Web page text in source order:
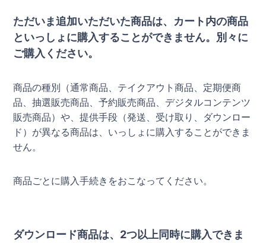
ただいま追加いただいた商品は、カート内の商品
といっしょに購入することができません。別々に
ご購入ください。
商品の種別（通常商品、テイクアウト商品、定期便商
品、抽選販売商品、予約販売商品、デジタルコンテンツ
販売商品）や、提供手段（発送、受け取り、ダウンロー
ド）が異なる商品は、いっしょに購入することができま
せん。
商品ごとに購入手続きをおこなってください。
ダウンロード商品は、2つ以上同時に購入できま